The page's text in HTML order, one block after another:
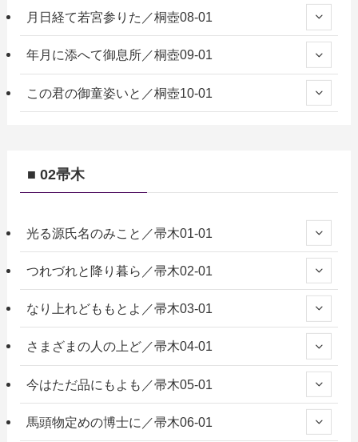
月日経て若宮参りた／桐壺08-01
年月に添へて御息所／桐壺09-01
この君の御童姿いと／桐壺10-01
■ 02帚木
光る源氏名のみこと／帚木01-01
つれづれと降り暮ら／帚木02-01
なり上れどももとよ／帚木03-01
さまざまの人の上ど／帚木04-01
今はただ品にもよも／帚木05-01
馬頭物定めの博士に／帚木06-01